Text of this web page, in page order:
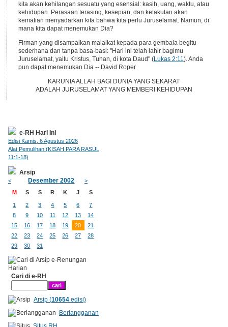
kita akan kehilangan sesuatu yang esensial: kasih, uang, waktu, atau
kehidupan. Perasaan terasing, kesepian, dan ketakutan akan
kematian menyadarkan kita bahwa kita perlu Juruselamat. Namun, di
mana kita dapat menemukan Dia?
Firman yang disampaikan malaikat kepada para gembala begitu
sederhana dan tanpa basa-basi: "Hari ini telah lahir bagimu
Juruselamat, yaitu Kristus, Tuhan, di kota Daud" (Lukas 2:11). Anda
pun dapat menemukan Dia -- David Roper
KARUNIA ALLAH BAGI DUNIA YANG SEKARAT
ADALAH JURUSELAMAT YANG MEMBERI KEHIDUPAN
e-RH Hari Ini
Edisi Kamis, 6 Agustus 2026
Alat Pemulihan (KISAH PARA RASUL
11:1-18)
Arsip
< Desember 2002
>
M
S S R K J S
1 2 3 4 5 6
7
8
9 10 11 12 13
14
15
16 17 18 19 20
21
22
23 24 25 26 27
28
29
30 31
Cari di e-RH
Arsip (10654edisi)
Berlangganan